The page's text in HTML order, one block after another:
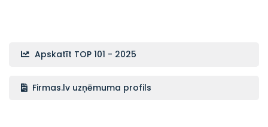
Apskatīt TOP 101 - 2025
Firmas.lv uzņēmuma profils